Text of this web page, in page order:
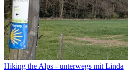
Hiking the Alps - unterwegs mit Linda